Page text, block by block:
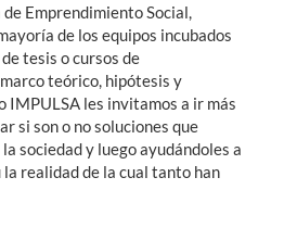
Emprendimiento Social,
de los equipos incubados
tesis o cursos de
teórico, hipótesis y
IMPULSA les invitamos a ir más
si son o no soluciones que
sociedad y luego ayudándoles a
realidad de la cual tanto han